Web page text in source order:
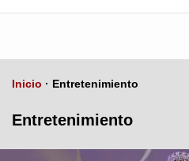
Inicio · Entretenimiento
Entretenimiento